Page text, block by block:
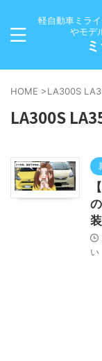
軽自動車ミラ
やモデ
HOME >LA300S
LA300S
い